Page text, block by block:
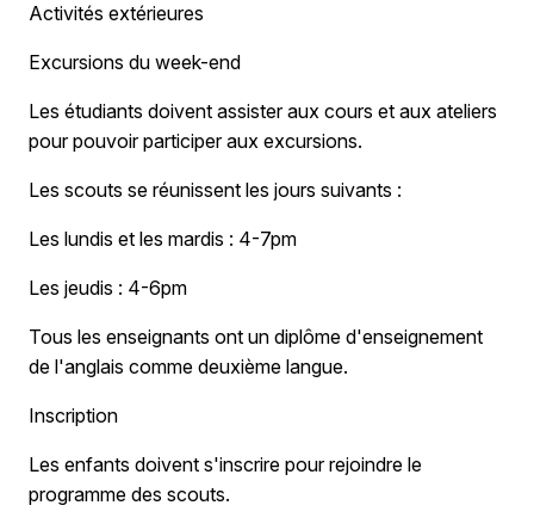
Activités extérieures
Excursions du week-end
Les étudiants doivent assister aux cours et aux ateliers
pour pouvoir participer aux excursions.
Les scouts se réunissent les jours suivants :
Les lundis et les mardis : 4-7pm
Les jeudis : 4-6pm
Tous les enseignants ont un diplôme d'enseignement
de l'anglais comme deuxième langue.
Inscription
Les enfants doivent s'inscrire pour rejoindre le
programme des scouts.